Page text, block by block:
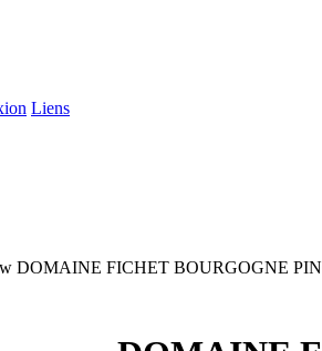
Liens
DOMAINE FICHET BOURGOGNE